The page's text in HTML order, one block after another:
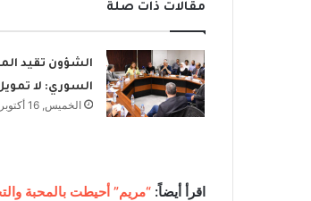
مقالات ذات صلة
الشؤون تقيد
السوري: لا
الخميس, 16 أكتوبر 2025, 12:45 م
اقرأ أيضاً: “مريم” أحيطت بالمحبة